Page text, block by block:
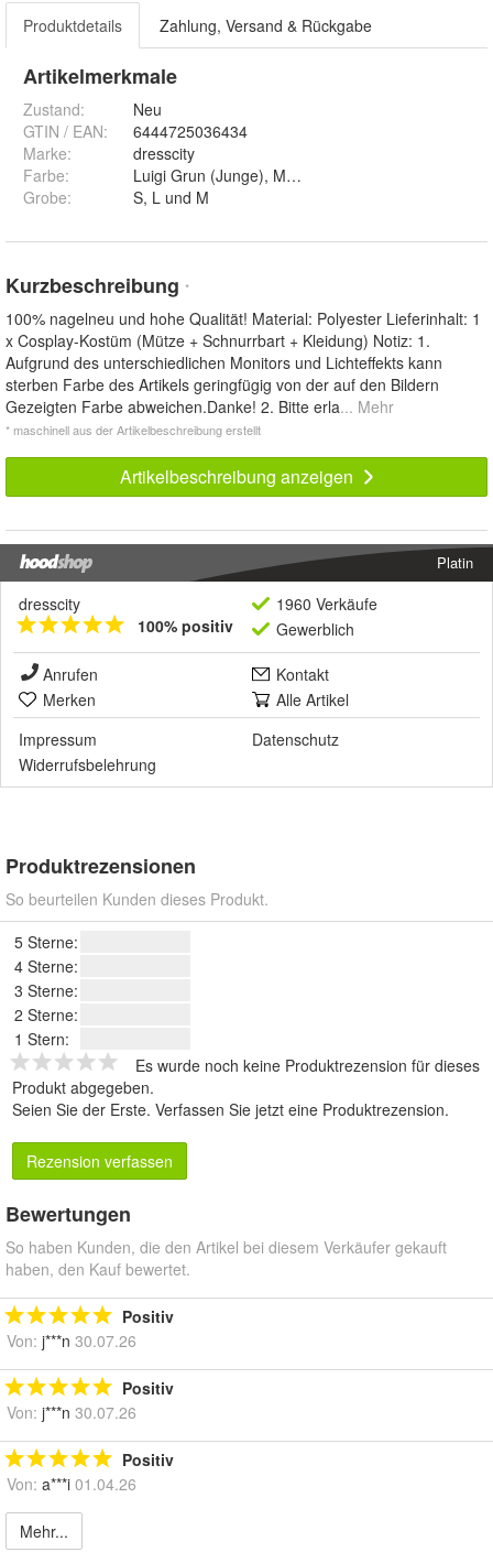
Produktdetails Zahlung, Versand & Rückgabe
Artikelmerkmale
Zustand:
Neu
GTIN / EAN:
6444725036434
Marke:
dresscity
Farbe:
Luigi Grun (Junge), Mario Rot (Junge), Luigi
Grobe: S, L und M
Kurzbeschreibung *
100% nagelneu und hohe Qualität! Material: Polyester Lieferinhalt: 1
x Cosplay-Kostüm (Mütze + Schnurrbart + Kleidung) Notiz: 1.
Aufgrund des unterschiedlichen Monitors und Lichteffekts kann
sterben Farbe des Artikels geringfügig von der auf den Bildern
Gezeigten Farbe abweichen.Danke! 2. Bitte erla... Mehr
* maschinell aus der Artikelbeschreibung erstellt
Artikelbeschreibung anzeigen
Platin
dresscity
100% positiv
1960 Verkäufe
Gewerblich
Anrufen
Kontakt
Merken
Alle Artikel
Impressum
Datenschutz
Widerrufsbelehrung
Produktrezensionen
So beurteilen Kunden dieses Produkt.
5 Sterne:
4 Sterne:
3 Sterne:
2 Sterne:
1 Stern:
Es wurde noch keine Produktrezension für dieses
Produkt abgegeben.
Seien Sie der Erste. Verfassen Sie jetzt eine Produktrezension.
Rezension verfassen
Bewertungen
So haben Kunden, die den Artikel bei diesem Verkäufer gekauft
haben, den Kauf bewertet.
Positiv
Von: j***n 30.07.26
Positiv
Von: j***n 30.07.26
Positiv
Von: a***i 01.04.26
Mehr...